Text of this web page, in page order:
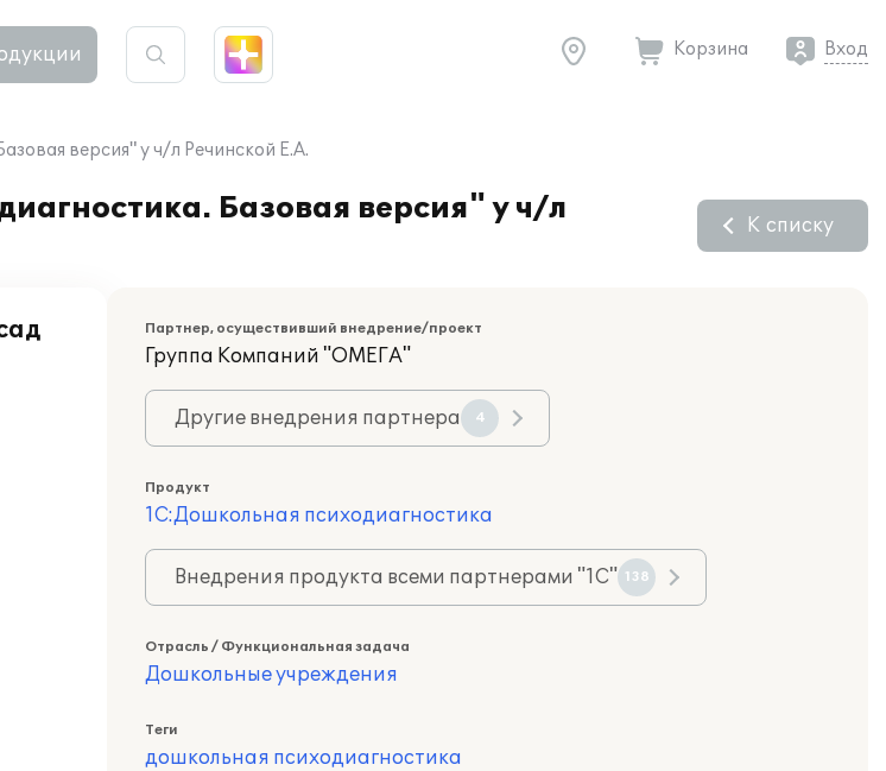
Корзина Вход
версия" у ч/л Речинской Е.А.
Базовая версия" у ч/л
К списку
Партнер, осуществивший внедрение/проект
Группа Компаний "ОМЕГА"
Другие внедрения партнера 4
Продукт
1С:Дошкольная психодиагностика
Внедрения продукта всеми партнерами "1С" 138
Отрасль / Функциональная задача
Дошкольные учреждения
Теги
дошкольная психодиагностика